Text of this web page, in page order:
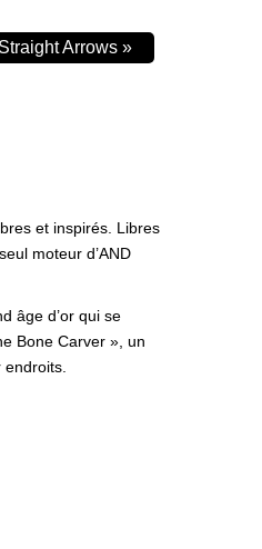
Straight Arrows »
et inspirés. Libres
moteur d’AND
âge d’or qui se
Bone Carver », un